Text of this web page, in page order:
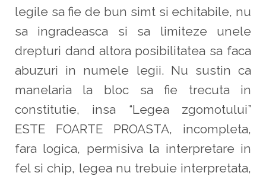
legile sa fie de bun simt si echitabile, nu
sa ingradeasca si sa limiteze unele
drepturi dand altora posibilitatea sa faca
abuzuri in numele legii. Nu sustin ca
manelaria la bloc sa fie trecuta in
constitutie, insa “Legea zgomotului”
ESTE FOARTE PROASTA, incompleta,
fara logica, permisiva la interpretare in
fel si chip, legea nu trebuie interpretata,